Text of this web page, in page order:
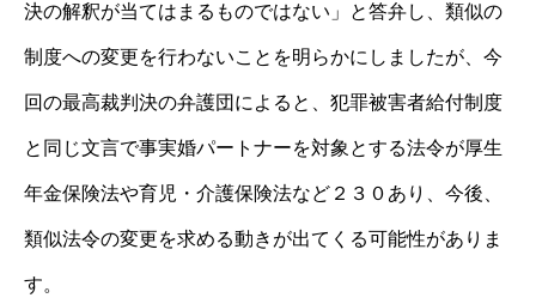
決の解釈が当てはまるものではない」と答弁し、類似の
制度への変更を行わないことを明らかにしましたが、今
回の最高裁判決の弁護団によると、犯罪被害者給付制度
と同じ文言で事実婚パートナーを対象とする法令が厚生
年金保険法や育児・介護保険法など２３０あり、今後、
類似法令の変更を求める動きが出てくる可能性がありま
す。